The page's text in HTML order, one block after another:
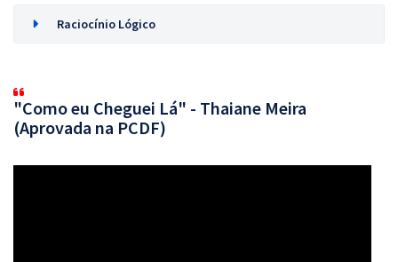
Raciocínio Lógico
"Como eu Cheguei Lá" - Thaiane Meira
(Aprovada na PCDF)